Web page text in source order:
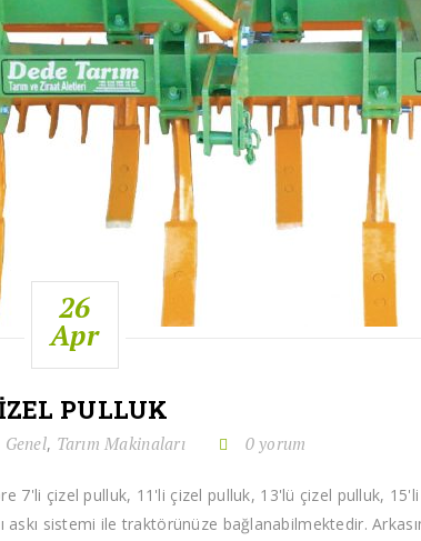
26
Apr
PULLUK
Genel, Tarım Makinaları 0 yorum
7'li çizel pulluk, 11'li çizel pulluk, 13'lü çizel pulluk,
sistemi ile traktörünüze bağlanabilmektedir.